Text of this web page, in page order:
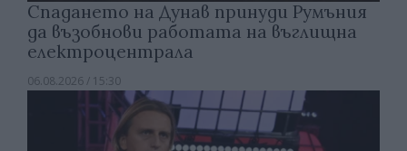
Спадането на Дунав принуди Румъния
да възобнови работата на въглищна
електроцентрала
06.08.2026 / 15:30